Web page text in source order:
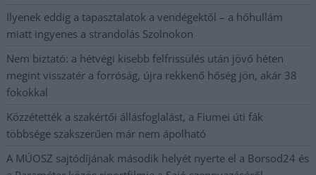
Ilyenek eddig a tapasztalatok a vendégektől – a hőhullám
miatt ingyenes a strandolás Szolnokon
Nem biztató: a hétvégi kisebb felfrissülés után jövő héten
megint visszatér a forróság, újra rekkenő hőség jön, akár 38
fokokkal
Közzétették a szakértői állásfoglalást, a Fiumei úti fák
többsége szakszerűen már nem ápolható
A MÚOSZ sajtódíjának második helyét nyerte el a Borsod24 és